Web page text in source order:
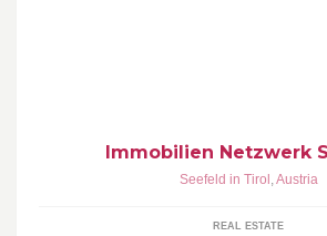
Immobilien Netzwerk
Seefeld in Tirol ,Austria
REAL ESTATE